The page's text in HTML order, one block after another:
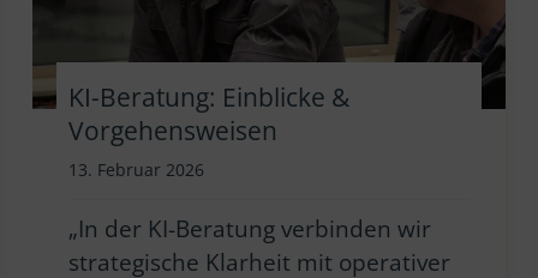
KI-Beratung: Einblicke &
Vorgehensweisen
13. Februar 2026
„In der KI-Beratung verbinden wir
strategische Klarheit mit operativer